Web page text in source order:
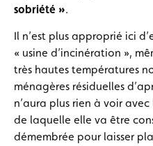
sobriété ».
Il n’est plus approprié ici
« usine d’incinération »,
très hautes températures
ménagères résiduelles
n’aura plus rien à voir
de laquelle elle va être
démembrée pour laisser